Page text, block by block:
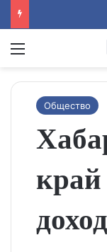
Menu
Общество
край